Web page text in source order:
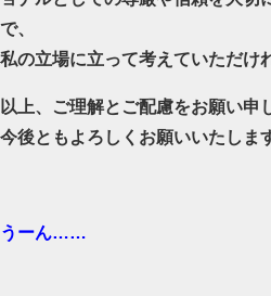
で、
私の立場に立って考えていただけ
以上、ご理解とご配慮をお願い申
今後ともよろしくお願いいたしま
うーん……